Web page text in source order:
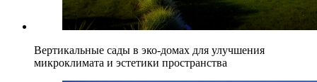
Вертикальные сады в эко-домах для улучшения
микроклимата и эстетики пространства